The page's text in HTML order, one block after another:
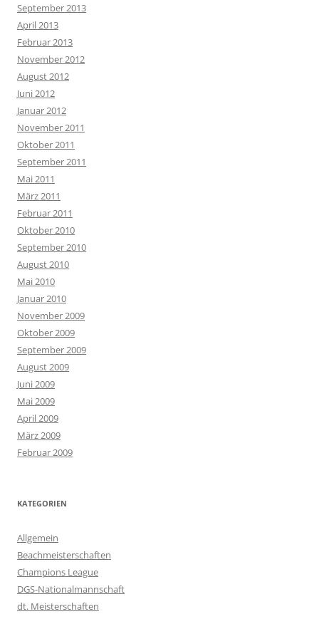
September 2013
April 2013
Februar 2013
November 2012
August 2012
Juni 2012
Januar 2012
November 2011
Oktober 2011
September 2011
Mai 2011
März 2011
Februar 2011
Oktober 2010
September 2010
August 2010
Mai 2010
Januar 2010
November 2009
Oktober 2009
September 2009
August 2009
Juni 2009
Mai 2009
April 2009
März 2009
Februar 2009
KATEGORIEN
Allgemein
Beachmeisterschaften
Champions League
DGS-Nationalmannschaft
dt. Meisterschaften